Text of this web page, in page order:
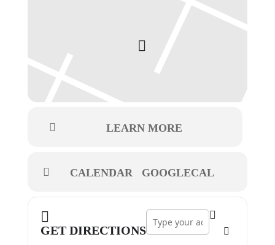
LEARN MORE
CALENDAR GOOGLECAL
GET DIRECTIONS
Address - Tanz. Die. Invasion []